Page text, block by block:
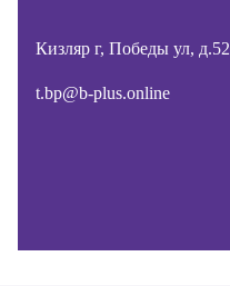
Кизляр г, Победы ул, д.52
t.bp@b-plus.online